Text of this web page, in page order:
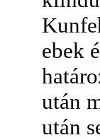
ebek
után
után